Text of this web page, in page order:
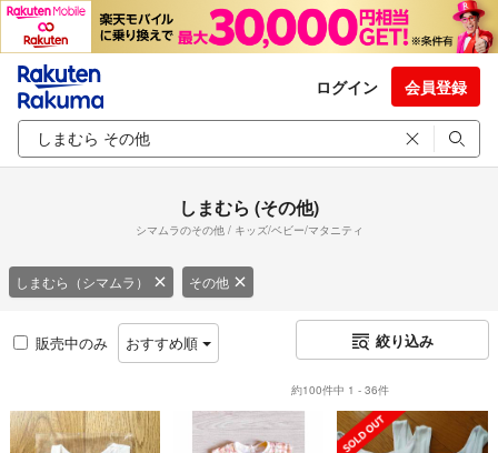
ログイン 会員登録
しまむら (その他)
シマムラのその他 / キッズ/ベビー/マタニティ
しまむら（シマムラ） その他
販売中のみ おすすめ順 絞り込み
約100件中 1 - 36件